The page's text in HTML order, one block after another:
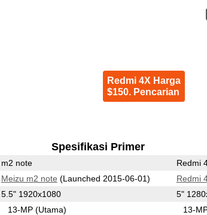
Redmi 4X Harga
$150. Pencarian
Spesifikasi Primer
m2 note Redmi
Meizu m2 note (Launched 2015-06-01) Redmi
5.5" 1920x1080 5"
13-MP(Utama) 13-